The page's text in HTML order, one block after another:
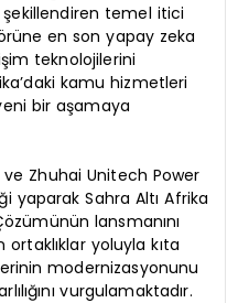
temel itici
en son yapay zeka
teknolojilerini
kamu hizmetleri
bir aşamaya
ve Zhuhai Unitech Power
yaparak Sahra Altı Afrika
lansmanını
ortaklıklar yoluyla kıta
modernizasyonunu
vurgulamaktadır.